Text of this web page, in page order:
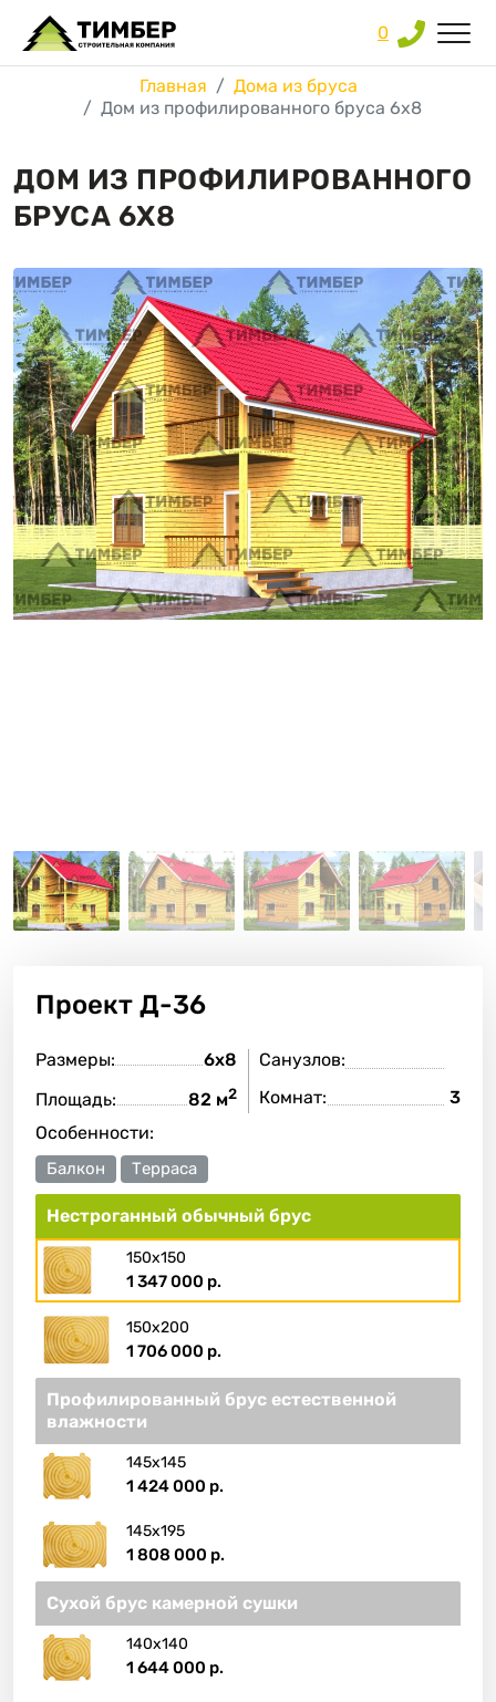
0
Главная
Дома из бруса
Дом из профилированного бруса 6х8
ДОМ ИЗ ПРОФИЛИРОВАННОГО
БРУСА 6Х8
Проект Д-36
Размеры:
6х8
Площадь:
82 м2
Санузлов:
Комнат:
3
Особенности:
Балкон Терраса
Нестроганный обычный брус
150х150
1 347 000 р.
150х200
1 706 000 р.
Профилированный брус естественной
влажности
145х145
1 424 000 р.
145х195
1 808 000 р.
Сухой брус камерной сушки
140х140
1 644 000 р.